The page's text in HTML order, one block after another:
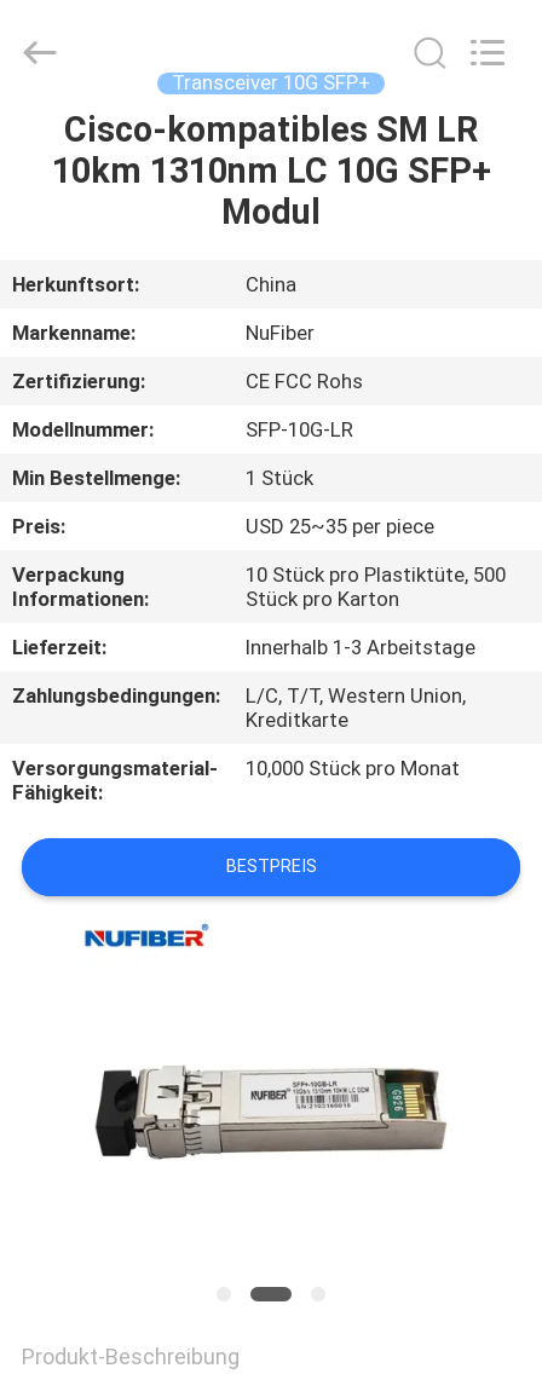
HAUS
ÜBER
UNS
FABRIK-
AUSFLUG
QUALITÄTSKONTROLLE
TRETEN
SIE
MIT
IN
VERBINDUNG
NACHRICHTEN
FORDERN
SITEMAP
Co.,Ltd.
Transceiver 10G SFP+
Cisco-kompatibles SM LR
10km 1310nm LC 10G SFP+
Modul
Herkunftsort:
China
Markenname:
NuFiber
Zertifizierung:
CE FCC Rohs
Modellnummer:
SFP-10G-LR
Min Bestellmenge:
1 Stück
Preis:
USD 25~35 per piece
Verpackung
Informationen:
10 Stück pro Plastiktüte, 500
Stück pro Karton
Lieferzeit:
Innerhalb 1-3 Arbeitstage
Zahlungsbedingungen:
L/C, T/T, Western Union,
Kreditkarte
Versorgungsmaterial-
Fähigkeit:
10,000 Stück pro Monat
BESTPREIS
Produkt-Beschreibung